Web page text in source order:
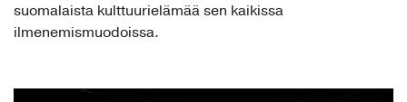
suomalaista kulttuurielämää sen kaikissa
ilmenemismuodoissa.